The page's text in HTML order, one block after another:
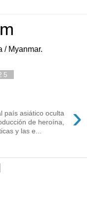
/ Myanmar.
›
país asiático oculta
de heroína,
y las e...